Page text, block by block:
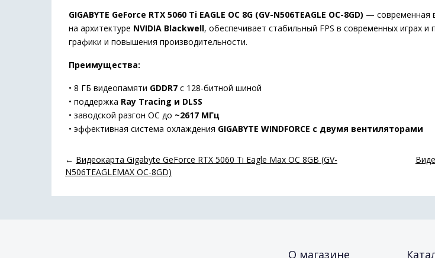
GIGABYTE GeForce RTX 5060 Ti EAGLE OC 8G (GV-N506TEAGLE OC-8GD) — современная
на архитектуре NVIDIA Blackwell, обеспечивает стабильный FPS в современных играх и
графики и повышения производительности.
Преимущества:
• 8 ГБ видеопамяти GDDR7 с 128-битной шиной
• поддержка Ray Tracing и DLSS
• заводской разгон OC до ~2617 МГц
• эффективная система охлаждения GIGABYTE WINDFORCE с двумя вентиляторами
← Видеокарта Gigabyte GeForce RTX 5060 Ti Eagle Max OC 8GB (GV-
N506TEAGLEMAX OC-8GD)
О магазине